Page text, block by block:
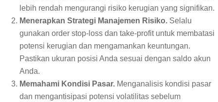
lebih rendah mengurangi risiko kerugian yang signifikan.
Menerapkan Strategi Manajemen Risiko. Selalu
gunakan order stop-loss dan take-profit untuk membatasi
potensi kerugian dan mengamankan keuntungan.
Pastikan ukuran posisi Anda sesuai dengan saldo akun
Anda.
Memahami Kondisi Pasar. Menganalisis kondisi pasar
dan mengantisipasi potensi volatilitas sebelum